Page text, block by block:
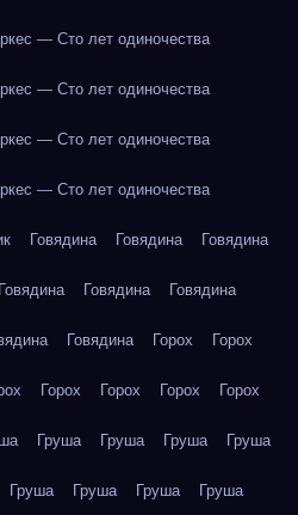
— Сто лет одиночества
— Сто лет одиночества
— Сто лет одиночества
— Сто лет одиночества
Говядина Говядина Говядина
Говядина Говядина Говядина
Говядина Горох Горох
Горох Горох Горох Горох
Груша Груша Груша Груша
Груша Груша Груша Груша